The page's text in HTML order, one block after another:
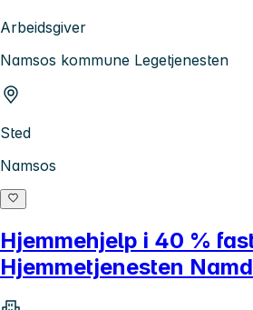
Arbeidsgiver
Namsos kommune Legetjenesten
Sted
Namsos
Hjemmehjelp i 40 %
Hjemmetjenesten